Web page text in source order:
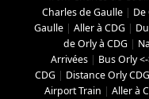
Charles de Gaulle | De
Gaulle | Aller à CDG |
de Orly à CDG |
Arrivées | Bus Orly
CDG | Distance Orly CDG
Airport Train | Aller à